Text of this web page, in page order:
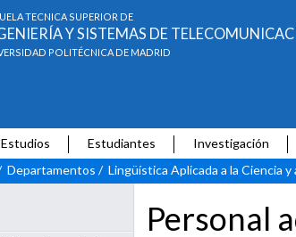
TÉCNICA SUPERIOR DE
Y SISTEMAS DE
POLITÉCNICA DE MADRID
Estudios Estudiantes Investigación
Departamentos / Lingüística Aplicada a la Ciencia y
Personal